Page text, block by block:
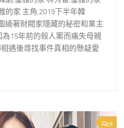
的家 主角,2019下半年韓
繞著財閥家隱藏的秘密和業主
15年前的殺人案而痛失母親
遇後尋找事件真相的懸疑愛
6